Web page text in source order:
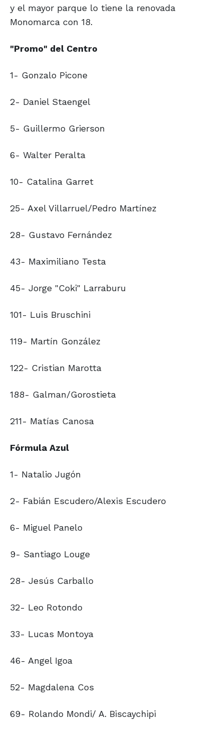
y el mayor parque lo tiene la renovada
Monomarca con 18.
"Promo" del Centro
1- Gonzalo Picone
2- Daniel Staengel
5- Guillermo Grierson
6- Walter Peralta
10- Catalina Garret
25- Axel Villarruel/Pedro Martínez
28- Gustavo Fernández
43- Maximiliano Testa
45- Jorge "Coki" Larraburu
101- Luis Bruschini
119- Martín González
122- Cristian Marotta
188- Galman/Gorostieta
211- Matías Canosa
Fórmula Azul
1- Natalio Jugón
2- Fabián Escudero/Alexis Escudero
6- Miguel Panelo
9- Santiago Louge
28- Jesús Carballo
32- Leo Rotondo
33- Lucas Montoya
46- Angel Igoa
52- Magdalena Cos
69- Rolando Mondi/ A. Biscaychipi